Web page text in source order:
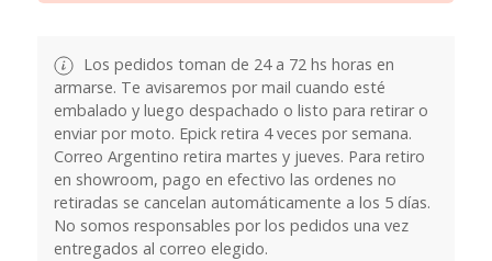
Los pedidos toman de 24 a 72 hs horas en
armarse. Te avisaremos por mail cuando esté
embalado y luego despachado o listo para retirar o
enviar por moto. Epick retira 4 veces por semana.
Correo Argentino retira martes y jueves. Para retiro
en showroom, pago en efectivo las ordenes no
retiradas se cancelan automáticamente a los 5 días.
No somos responsables por los pedidos una vez
entregados al correo elegido.